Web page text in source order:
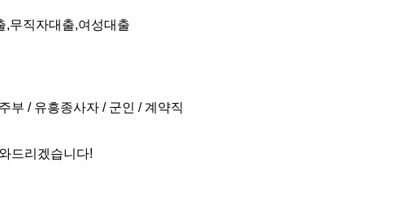
,무직자대출,여성대출
부 / 유흥종사자 / 군인 / 계약직
드리겠습니다!